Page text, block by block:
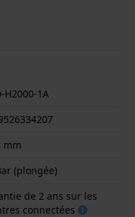
que la montre
connectées
H2000-1A
mm
(plongée)
de 2 ans sur les
connectées